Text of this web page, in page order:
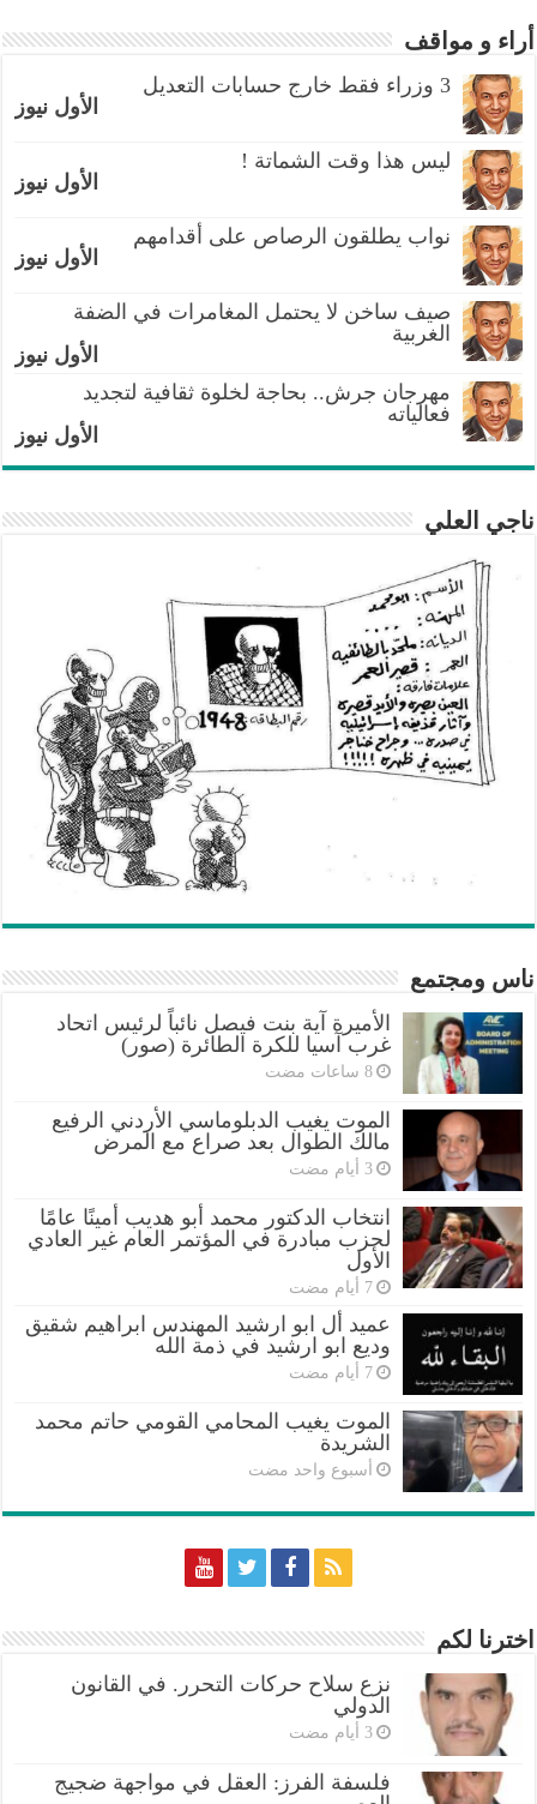
أراء و مواقف
3 وزراء فقط خارج حسابات التعديل
الأول نيوز
ليس هذا وقت الشماتة !
الأول نيوز
نواب يطلقون الرصاص على أقدامهم
الأول نيوز
صيف ساخن لا يحتمل المغامرات في الضفة
الغربية
الأول نيوز
مهرجان جرش.. بحاجة لخلوة ثقافية لتجديد
فعالياته
الأول نيوز
ناجي العلي
ناس ومجتمع
الأميرة آية بنت فيصل نائباً لرئيس اتحاد
غرب آسيا للكرة الطائرة (صور)
الموت يغيب الدبلوماسي الأردني الرفيع
مالك الطوال بعد صراع مع المرض
انتخاب الدكتور محمد أبو هديب أمينًا عامًا
لحزب مبادرة في المؤتمر العام غير العادي
الأول
عميد أل ابو ارشيد المهندس ابراهيم شقيق
وديع ابو ارشيد في ذمة الله
الموت يغيب المحامي القومي حاتم محمد
الشريدة
‏أسبوع واحد مضت
اخترنا لكم
نزع سلاح حركات التحرر. في القانون
الدولي
فلسفة الفرز: العقل في مواجهة ضجيج